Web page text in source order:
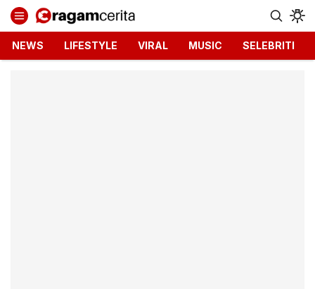
Ragamcerita.com
Informasi Terbaru dan Terkini
NEWS LIFESTYLE VIRAL MUSIC SELEBRITI